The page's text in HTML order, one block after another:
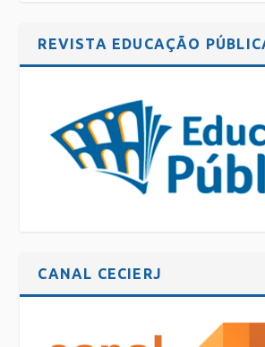
REVISTA EDUCAÇÃO
CANAL CECIERJ